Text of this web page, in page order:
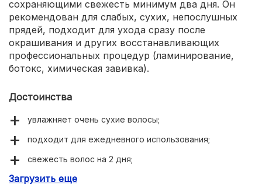
сохраняющими свежесть минимум два дня. Он
рекомендован для слабых, сухих, непослушных
прядей, подходит для ухода сразу после
окрашивания и других восстанавливающих
профессиональных процедур (ламинирование,
ботокс, химическая завивка).
Достоинства
увлажняет очень сухие волосы;
подходит для ежедневного использования;
свежесть волос на 2 дня;
растительная основа.
Загрузить еще